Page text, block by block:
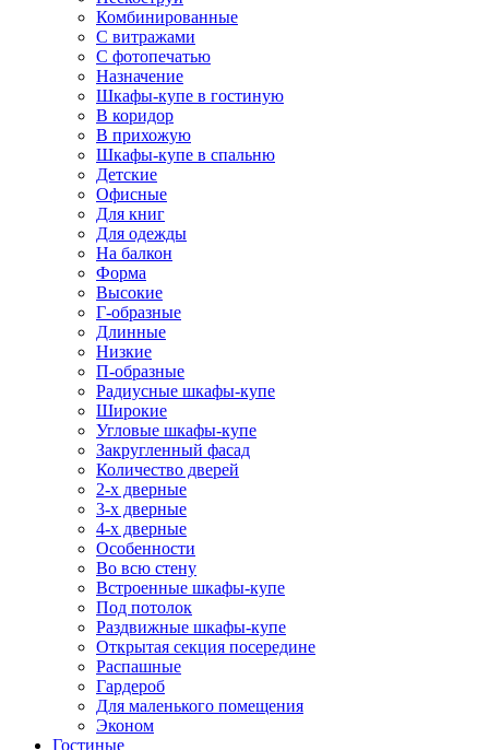
Комбинированные
С витражами
С фотопечатью
Назначение
Шкафы-купе в гостиную
В коридор
В прихожую
Шкафы-купе в спальню
Детские
Офисные
Для книг
Для одежды
На балкон
Форма
Высокие
Г-образные
Длинные
Низкие
П-образные
Радиусные шкафы-купе
Широкие
Угловые шкафы-купе
Закругленный фасад
Количество дверей
2-х дверные
3-х дверные
4-х дверные
Особенности
Во всю стену
Встроенные шкафы-купе
Под потолок
Раздвижные шкафы-купе
Открытая секция посередине
Распашные
Гардероб
Для маленького помещения
Эконом
Гостиные